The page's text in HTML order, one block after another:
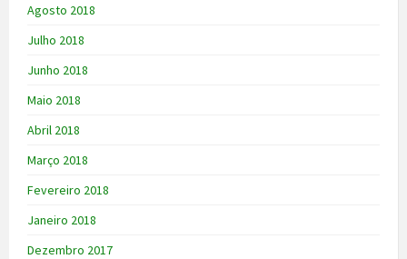
Agosto 2018
Julho 2018
Junho 2018
Maio 2018
Abril 2018
Março 2018
Fevereiro 2018
Janeiro 2018
Dezembro 2017